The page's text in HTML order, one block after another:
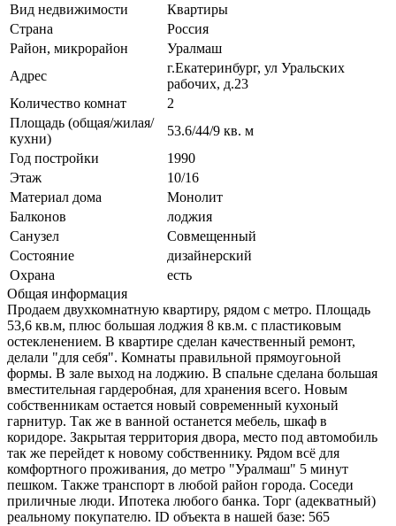
Вид недвижимости
Квартиры
Страна
Россия
Район, микрорайон
Уралмаш
Адрес
г.Екатеринбург, ул Уральских
рабочих, д.23
Количество комнат
2
Площадь (общая/жилая/
кухни)
53.6/44/9 кв. м
Год постройки
1990
Этаж
10/16
Материал дома
Монолит
Балконов
лоджия
Санузел
Совмещенный
Состояние
дизайнерский
Охрана
есть
Общая информация
Продаем двухкомнатную квартиру, рядом с метро. Площадь
53,6 кв.м, плюс большая лоджия 8 кв.м. с пластиковым
остекленением. В квартире сделан качественный ремонт,
делали "для себя". Комнаты правильной прямоугоьной
формы. В зале выход на лоджию. В спальне сделана большая
вместительная гардеробная, для хранения всего. Новым
собственникам остается новый современный кухоный
гарнитур. Так же в ванной останется мебель, шкаф в
коридоре. Закрытая территория двора, место под автомобиль
так же перейдет к новому собственнику. Рядом всё для
комфортного проживания, до метро "Уралмаш" 5 минут
пешком. Также транспорт в любой район города. Соседи
приличные люди. Ипотека любого банка. Торг (адекватный)
реальному покупателю. ID объекта в нашей базе: 565